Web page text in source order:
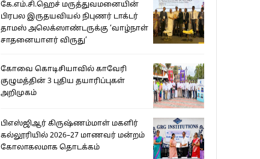
கே.எம்.சி.ஹெச் மருத்துவமனையின்
பிரபல இருதயவியல் நிபுணர் டாக்டர்
தாமஸ் அலெக்ஸாண்டருக்கு ‘வாழ்நாள்
சாதனையாளர் விருது’
கோவை கொடிசியாவில் காவேரி
குழுமத்தின் 3 புதிய தயாரிப்புகள்
அறிமுகம்
பிஎஸ்ஜிஆர் கிருஷ்ணம்மாள் மகளிர்
கல்லூரியில் 2026–27 மாணவர் மன்றம்
கோலாகலமாக தொடக்கம்